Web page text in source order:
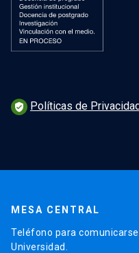
verified_user Políticas de Privacidad
MESA CENTRAL
Teléfono para
Universidad.